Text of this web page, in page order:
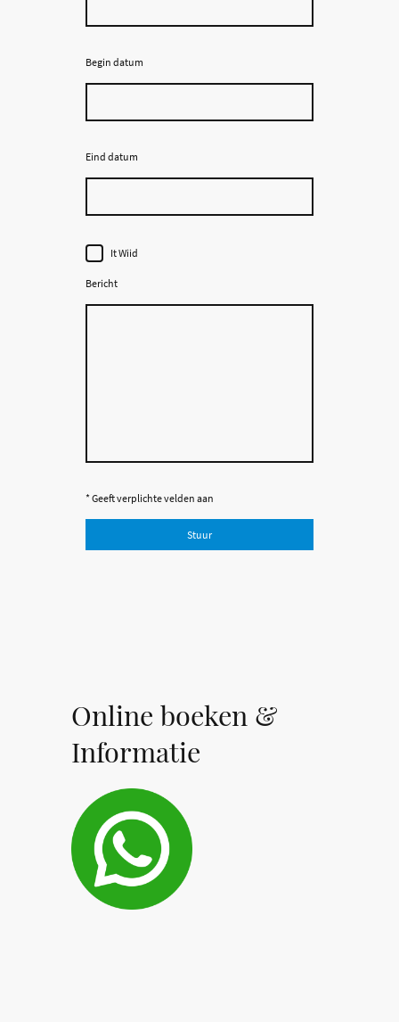
Begin datum
Eind datum
It Wiid
Bericht
* Geeft verplichte velden aan
Stuur
Online boeken &
Informatie